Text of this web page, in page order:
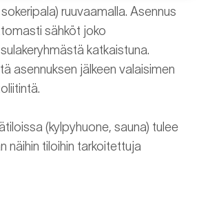
ruuvaamalla. Asennus
sähköt joko
katkaistuna.
asennuksen jälkeen valaisimen
(kylpyhuone, sauna) tulee
näihin tiloihin tarkoitettuja